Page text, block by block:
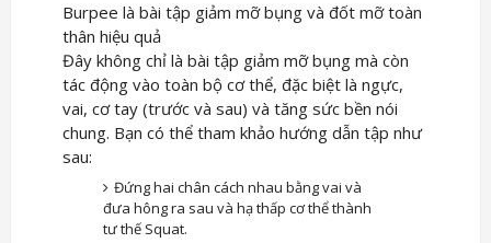
Burpee là bài tập giảm mỡ bụng và đốt mỡ toàn
thân hiệu quả
Đây không chỉ là bài tập giảm mỡ bụng mà còn
tác động vào toàn bộ cơ thể, đặc biệt là ngực,
vai, cơ tay (trước và sau) và tăng sức bền nói
chung. Bạn có thể tham khảo hướng dẫn tập như
sau:
Đứng hai chân cách nhau bằng vai và
đưa hông ra sau và hạ thấp cơ thể thành
tư thế Squat.